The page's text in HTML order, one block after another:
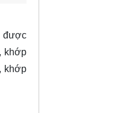
được
khớp
khớp